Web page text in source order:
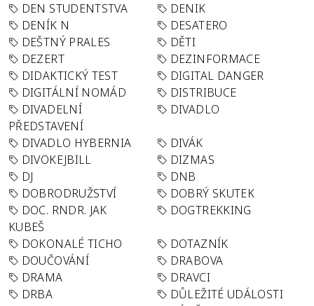
DEN STUDENTSTVA
DENIK
DENÍK N
DESATERO
DEŠTNÝ PRALES
DĚTI
DEZERT
DEZINFORMACE
DIDAKTICKÝ TEST
DIGITAL DANGER
DIGITÁLNÍ NOMÁD
DISTRIBUCE
DIVADELNÍ
PŘEDSTAVENÍ
DIVADLO
DIVADLO HYBERNIA
DIVÁK
DIVOKEJBILL
DIZMAS
DJ
DNB
DOBRODRUŽSTVÍ
DOBRÝ SKUTEK
DOC. RNDR. JAK
KUBEŠ
DOGTREKKING
DOKONALÉ TICHO
DOTAZNÍK
DOUČOVÁNÍ
DRABOVA
DRAMA
DRAVCI
DRBA
DŮLEŽITÉ UDÁLOSTI